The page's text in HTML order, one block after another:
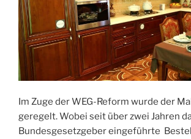
Im Zuge der WEG-Reform wurde der
geregelt. Wobei seit über zwei Jahren
Bundesgesetzgeber eingeführte